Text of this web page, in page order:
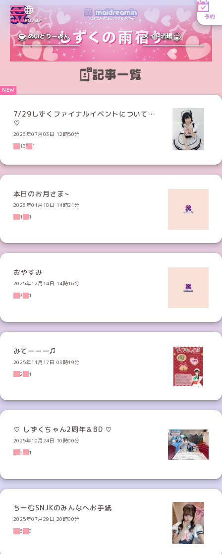
MENUEN／JP
予約
めいどりーみん メイド酒場
記事一覧
7/29しずくファイナルイベントについて…
♡
2026年07月03日 12時50分
13
1
本日のお月さま~
2026年01月18日 14時21分
1
1
おやすみ
2025年12月14日 14時16分
3
1
みてーーー♫
2025年11月17日 03時19分
2
1
♡ しずくちゃん2周年＆BD ♡
2025年10月24日 10時00分
6
1
ちーむSNJKのみんなへお手紙
2025年07月29日 20時00分
6
0